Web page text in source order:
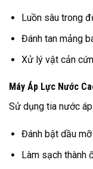
Luồn sâu trong
Đánh tan mảng
Xử lý vật cản
Máy Áp Lực Nước
Sử dụng tia nước
Đánh bật dầu mỡ
Làm sạch thành